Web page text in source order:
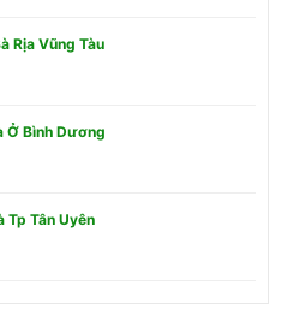
Rịa Vũng Tàu
Ở Bình Dương
Tp Tân Uyên